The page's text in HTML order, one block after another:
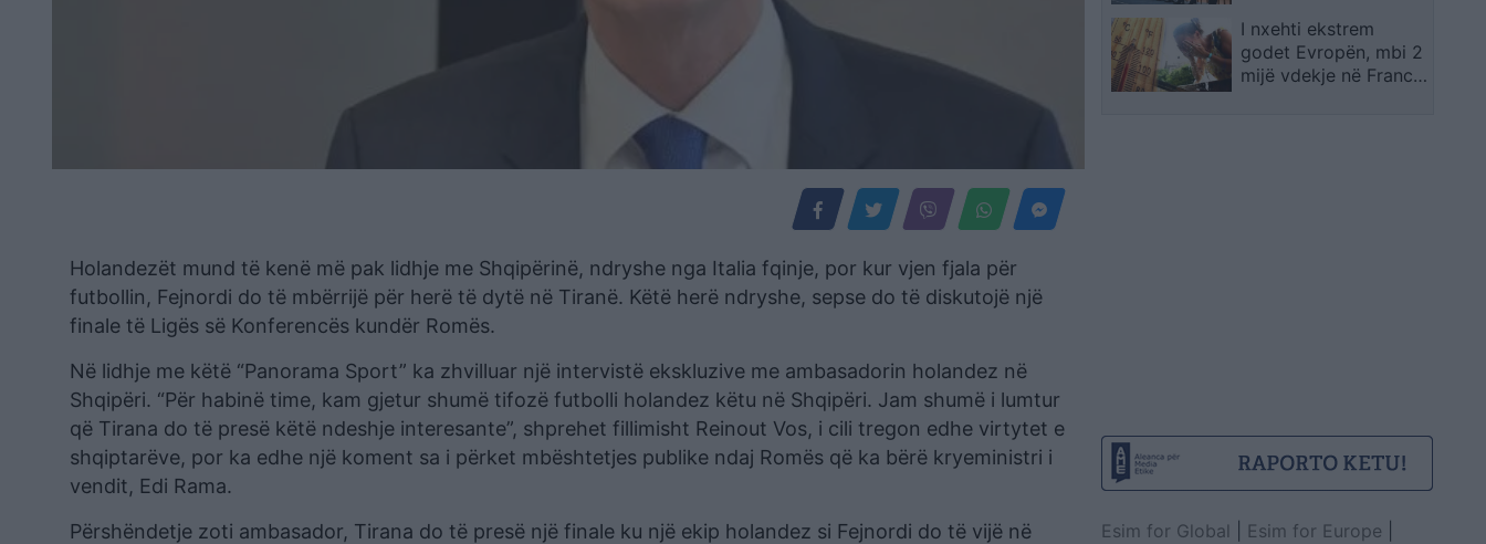
Holandezët mund të kenë më pak lidhje me Shqipërinë, ndryshe nga Italia fqinje, por kur vjen fjala për
futbollin, Fejnordi do të mbërrijë për herë të dytë në Tiranë. Këtë herë ndryshe, sepse do të diskutojë një
finale të Ligës së Konferencës kundër Romës.
Në lidhje me këtë “Panorama Sport” ka zhvilluar një intervistë ekskluzive me ambasadorin holandez në
Shqipëri. “Për habinë time, kam gjetur shumë tifozë futbolli holandez këtu në Shqipëri. Jam shumë i lumtur
që Tirana do të presë këtë ndeshje interesante”, shprehet fillimisht Reinout Vos, i cili tregon edhe virtytet e
shqiptarëve, por ka edhe një koment sa i përket mbështetjes publike ndaj Romës që ka bërë kryeministri i
vendit, Edi Rama.
Përshëndetje zoti ambasador, Tirana do të presë një finale ku një ekip holandez si Fejnordi do të vijë në
I nxehti ekstrem
godet Evropën, mbi 2
mijë vdekje në Francë
Esim for Global Esim for Europe